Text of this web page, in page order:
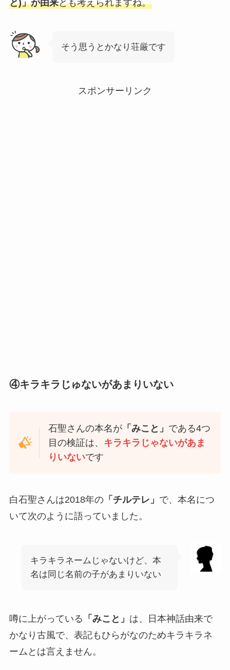
と)」が由来とも考えられますね。
そう思うとかなり荘厳です
スポンサーリンク
④キラキラじゅないがあまりいない
石聖さんの本名が 「みこと」 である4つ
目の検証は、 キラキラじゃないがあま
りいないです
白石聖さんは2018年の「チルテレ」 で、本名につ
いて次のように語っていました。
キラキラネームじゃないけど、本
名は同じ名前の子があまりいない
噂に上がっている 「みこと」 は、日本神話由来で
かなり古風で、表記もひらがなのためキラキラネ
ームとは言えません。